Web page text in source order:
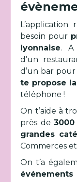
besoin pour
lyonnaise. A
d’un
d’un bar
te propose
téléphone !
On t’aide à
près de
grandes
Commerces
On t’a
événements